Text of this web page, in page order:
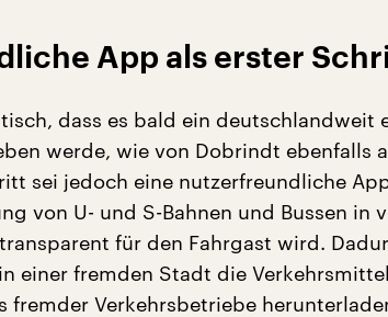
App als erster
dass es bald ein deutschlandweit
werde, wie von Dobrindt ebenfalls
sei jedoch eine nutzerfreundliche
von U- und S-Bahnen und Bussen in
für den Fahrgast wird.
einer fremden Stadt die
fremder Verkehrsbetriebe